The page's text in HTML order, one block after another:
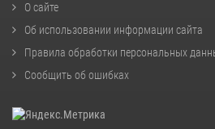
О сайте
Об использовании информации сайта
Правила обработки персональных
Сообщить об ошибках